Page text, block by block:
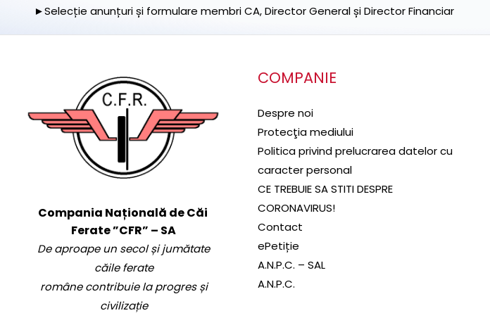
►Selecție anunțuri și formulare membri CA, Director General și Director Financiar
Compania Națională de Căi
Ferate ”CFR” – SA
De aproape un secol și jumătate
căile ferate
române contribuie la progres și
civilizație
COMPANIE
Despre noi
Protecţia mediului
Politica privind prelucrarea datelor cu
caracter personal
CE TREBUIE SA STITI DESPRE
CORONAVIRUS!
Contact
ePetiție
A.N.P.C. – SAL
A.N.P.C.